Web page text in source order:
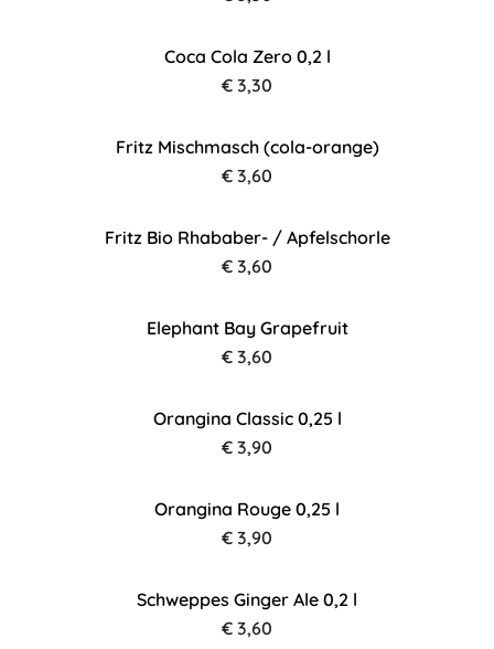
Coca Cola Zero 0,2 l
€ 3,30
Fritz Mischmasch (cola-orange)
€ 3,60
Fritz Bio Rhababer- / Apfelschorle
€ 3,60
Elephant Bay Grapefruit
€ 3,60
Orangina Classic 0,25 l
€ 3,90
Orangina Rouge 0,25 l
€ 3,90
Schweppes Ginger Ale 0,2 l
€ 3,60